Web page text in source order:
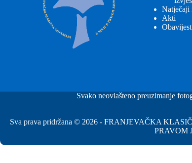
Natječaji
Akti
Obavijest
Svako neovlašteno preuzimanje
Sva prava pridržana © 2026 - FRANJEVAČKA
PRAVOM